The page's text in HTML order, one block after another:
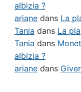
albizia ?
ariane dans La
Tania dans La
Tania dans
albizia ?
ariane dans